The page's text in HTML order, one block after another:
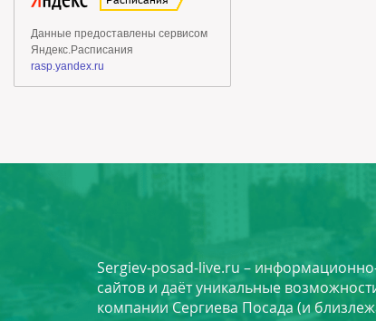
Sergiev-posad-live.ru –
сайтов и даёт уникальные
компании Сергиева Посада (и